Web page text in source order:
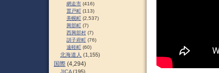
網走市 (416)
置戸町 (113)
美幌町 (2,537)
興部町 (7)
西興部村 (7)
訓子府町 (76)
遠軽町 (60)
北海道人 (1,155)
国際 (4,294)
JICA(195)